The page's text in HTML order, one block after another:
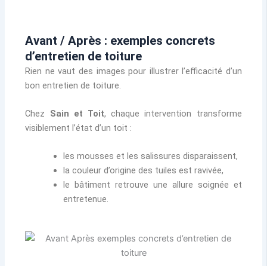
Avant / Après : exemples concrets
d’entretien de toiture
Rien ne vaut des images pour illustrer l’efficacité d’un
bon entretien de toiture.
Chez Sain et Toit, chaque intervention transforme
visiblement l’état d’un toit :
les mousses et les salissures disparaissent,
la couleur d’origine des tuiles est ravivée,
le bâtiment retrouve une allure soignée et
entretenue.